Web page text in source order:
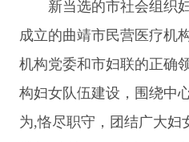
新当选的市社会组织妇
成立的曲靖市民营医疗机
机构党委和市妇联的正确
构妇女队伍建设，围绕中
为,恪尽职守，团结广大妇